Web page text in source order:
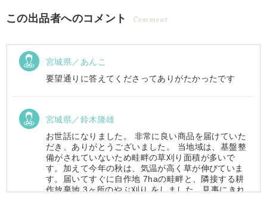
この出品者へのコメント Comment
宮城県／あんこ
要望通りに答えてくださってありがたかったです
宮城県／鈴木隆雄
お世話になりました。 非常に良い商品を届けていた
だき、ありがとうございました。 当地域は、基盤整
備がされていないため畦畔の草刈り面積が多いで
す。加えて今年の秋は、気温が高く草が伸びていま
す。届いてすぐに自作地 7haの畦畔と、隣接する耕
作放棄地 3ヶ所のやぶ刈り をしました。見事にきれ